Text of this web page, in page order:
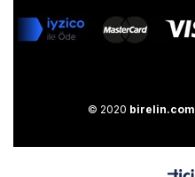
© 2020 birelin.com